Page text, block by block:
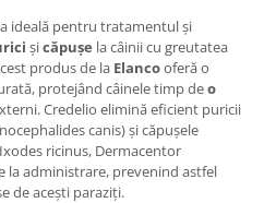
ideală pentru tratamentul și
șicăpușe la câinii cu greutatea
produs de la Elancooferă o
protejând câinele timp deo
Credelio elimină eficient puricii
canis) și căpușele
ricinus, Dermacentor
la administrare, prevenind astfel
de acești paraziți.